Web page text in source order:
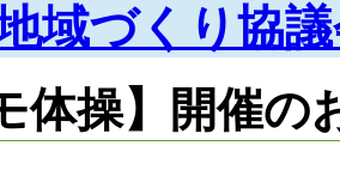
域づくり協
体操】開催の